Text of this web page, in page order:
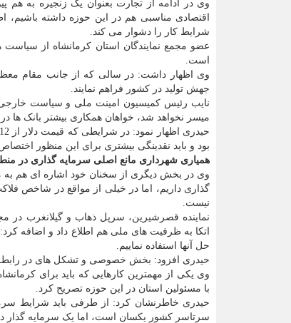
وی در ادامه از تجارت بعنوان یک زنجیره به هم
اقتصادی مناسبی هم در این حوزه داشته باشیم،
شرایط کار را دشوار می کند.
عضو مجمع نمایندگان استان کرمانشاه از
است.
وی اظهار داشت: در سالی که از جانب مقام معظم
جهش تولید در کشور فراهم نمایند.
نایب رئیس کمیسیون امینت ملی و سیاست خارجی
میسر نخواهد شد، خواهان همکاری بیشتر بانک ها
بود و باید نقدینگی بیشتری برای این منظور
همیاری شهرداری مانع اصلی سرمایه گذاری در
وی در بخش دیگری از سخنان خود اشاره ای هم
گذاری داریم، اما در خیلی از مواقع در شاخص
نیست.
نماینده قصرشیرین، سرپل ذهاب و گیلانغرب در
اتکا به ظرفیت های ملی هم اطلاع داد و اضافه
حل آنها استفاده نماییم.
حیدری افزود: بخش خصوصی و تشکل های در رابطه
وی یکی از مهمترین کارهایی که باید برای
با مسئولین استان در این حوزه تصریح کرد.
حیدری خاطرنشان کرد: از طرفی باید شرایط
سرتاسر کشور یکسان است، اما یک سرمایه گذار